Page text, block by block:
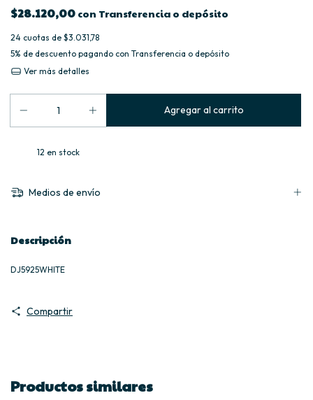
$28.120,00 con Transferencia o depósito
24 cuotas de $3.031,78
5% de descuento pagando con Transferencia o depósito
Ver más detalles
12 en stock
Medios de envío
Descripción
DJ5925WHITE
Compartir
Productos similares